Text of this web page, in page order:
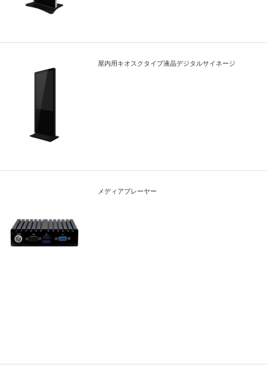
屋内用キオスクタイプ液晶デジタルサイネージ
メディアプレーヤー